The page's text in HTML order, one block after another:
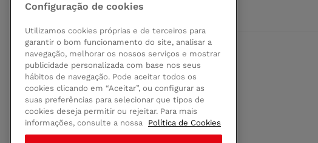
Pagamento seguro
Configuração de cookies
Utilizamos cookies próprias e de terceiros para
garantir o bom funcionamento do site, analisar a
navegação, melhorar os nossos serviços e mostrar
publicidade personalizada com base nos seus
hábitos de navegação. Pode aceitar todos os
cookies clicando em “Aceitar”, ou configurar as
suas preferências para selecionar que tipos de
cookies deseja permitir ou rejeitar. Para mais
informações, consulte a nossa
Política de Cookies